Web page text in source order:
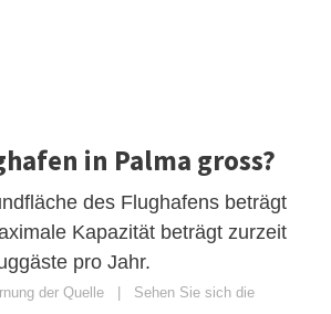
in Palma gross?
des Flughafens beträgt
Kapazität beträgt zurzeit
pro Jahr.
der Quelle | Sehen Sie sich die